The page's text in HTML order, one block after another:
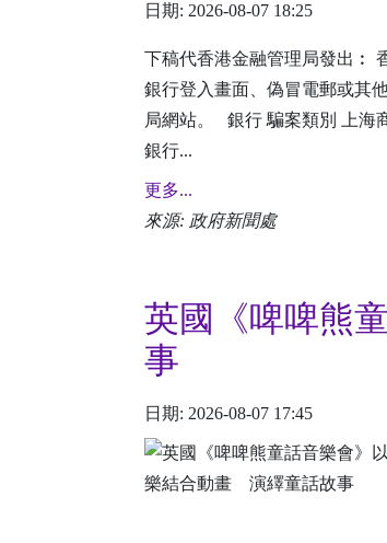
日期: 2026-08-07 18:25
下稿代香港金融管理局發出︰
銀行登入畫面、偽冒電郵或其
局網站。 銀行 騙案類別 上海
銀行...
更多...
來源: 政府新聞處
英國《啤啤熊
事
日期: 2026-08-07 17:45